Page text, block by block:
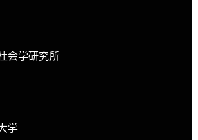
会学研究所
学